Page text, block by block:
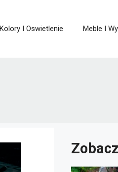
Kolory I Oswietlenie Meble I